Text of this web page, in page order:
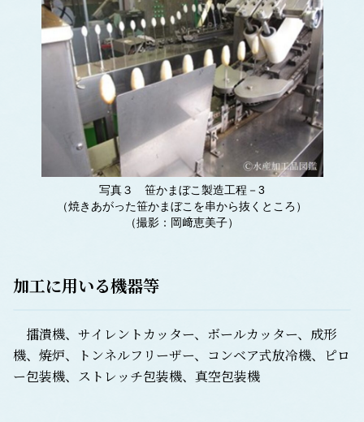
写真３ 笹かまぼこ製造工程－3
（焼きあがった笹かまぼこを串から抜くところ）
（撮影：岡﨑恵美子）
加工に用いる機器等
擂潰機、サイレントカッター、ボールカッター、成形
機、焼炉、トンネルフリーザー、コンベア式放冷機、ピロ
ー包装機、ストレッチ包装機、真空包装機